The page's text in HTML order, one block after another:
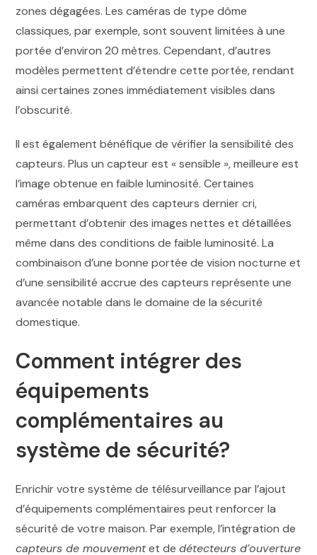
zones dégagées. Les caméras de type dôme
classiques, par exemple, sont souvent limitées à une
portée d’environ 20 mètres. Cependant, d’autres
modèles permettent d’étendre cette portée, rendant
ainsi certaines zones immédiatement visibles dans
l’obscurité.
Il est également bénéfique de vérifier la sensibilité des
capteurs. Plus un capteur est « sensible », meilleure est
l’image obtenue en faible luminosité. Certaines
caméras embarquent des capteurs dernier cri,
permettant d’obtenir des images nettes et détaillées
même dans des conditions de faible luminosité. La
combinaison d’une bonne portée de vision nocturne et
d’une sensibilité accrue des capteurs représente une
avancée notable dans le domaine de la sécurité
domestique.
Comment intégrer des
équipements
complémentaires au
système de sécurité?
Enrichir votre système de télésurveillance par l’ajout
d’équipements complémentaires peut renforcer la
sécurité de votre maison. Par exemple, l’intégration de
capteurs de mouvementet dedétecteurs d’ouverture